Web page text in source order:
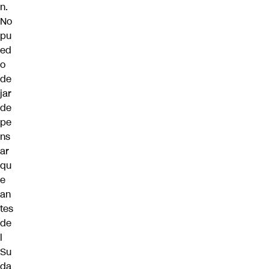
n.
No
pu
ed
o
de
jar
de
pe
ns
ar
qu
e
an
tes
de
l
Su
da